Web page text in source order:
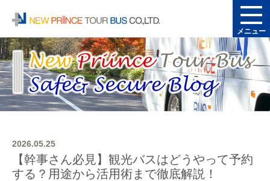
メニュー
2026.05.25
【幹事さん必見】観光バスはどうやって予約
する？用途から活用術まで徹底解説！